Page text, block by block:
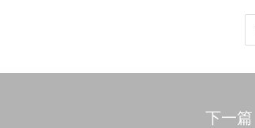
下一篇